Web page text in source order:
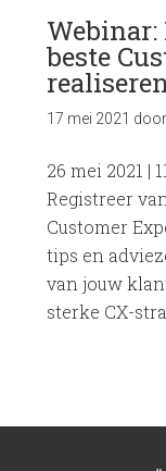
Webinar:
beste
17 mei 2021 door
26 mei 2021 |
Registreer
Customer
tips en
van jouw
sterke CX-